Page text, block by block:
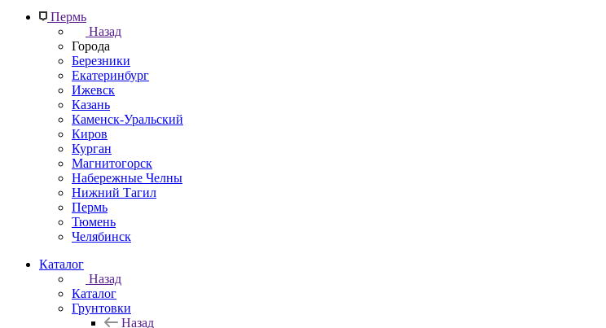
Пермь
Назад
Города
Березники
Екатеринбург
Ижевск
Казань
Каменск-Уральский
Киров
Курган
Магнитогорск
Набережные Челны
Нижний Тагил
Пермь
Тюмень
Челябинск
Каталог
Назад
Каталог
Грунтовки
Назад